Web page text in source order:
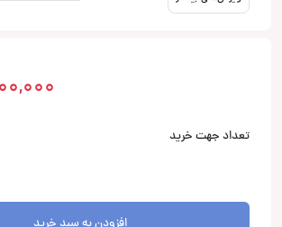
تعداد جهت خرید